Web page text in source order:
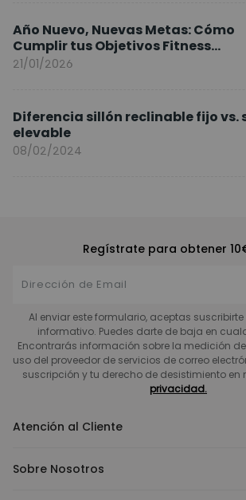
Año Nuevo, Nuevas Metas: Cómo
Cumplir tus Objetivos Fitness
Entrenando en Casa
21/01/2026
Diferencia sillón reclinable fijo vs.
elevable
08/02/2024
Regístrate para obtener
Al enviar este formulario, aceptas
informativo. Puedes darte de baja en
Encontrarás información sobre la medición
uso del proveedor de servicios de correo
suscripción y tu derecho de desistimiento en
privacidad.
Atención al Cliente
Sobre Nosotros